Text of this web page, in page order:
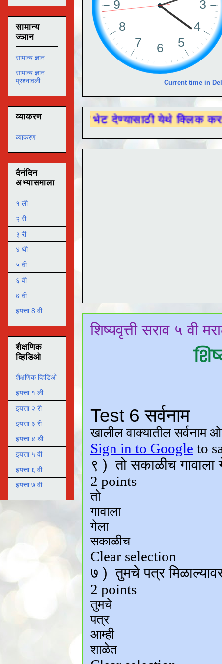
Current time in
लाभेट देण्यासाठी येथे क्लिक करा .
शिष्यवृत्ती सराव ५ वी
सामान्य
ज्ञान
सामान्य ज्ञान
सामान्य ज्ञान
प्रश्नावली
व्याकरण
व्याकरण
दैनंदिन
अभ्यासमाला
१ ली
२ री
३ री
४ थी
५ वी
६ वी
७ वी
इयत्ता 8 वी
शैक्षणिक
व्हिडिओ
शैक्षणिक व्हिडिओ
इयत्ता १ ली
इयत्ता २ री
इयत्ता ३ री
इयत्ता ४ थी
इयत्ता ५ वी
इयत्ता ६ वी
इयत्ता ७ वी